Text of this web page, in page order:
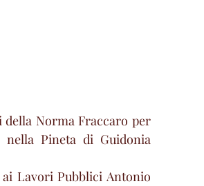
Norma Fraccaro per
Pineta di Guidonia
ai Lavori Pubblici Antonio